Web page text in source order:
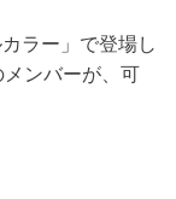
ラー」で登場し
ンバーが、可